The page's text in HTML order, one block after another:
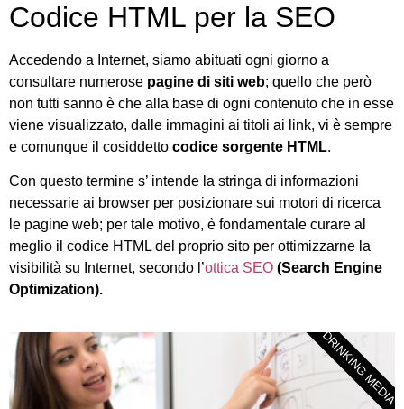
Codice HTML per la SEO
Accedendo a Internet, siamo abituati ogni giorno a
consultare numerose pagine di siti web; quello che però
non tutti sanno è che alla base di ogni contenuto che in esse
viene visualizzato, dalle immagini ai titoli ai link, vi è sempre
e comunque il cosiddetto codice sorgente HTML.
Con questo termine s’ intende la stringa di informazioni
necessarie ai browser per posizionare sui motori di ricerca
le pagine web; per tale motivo, è fondamentale curare al
meglio il codice HTML del proprio sito per ottimizzarne la
visibilità su Internet, secondo l’ottica SEO (Search Engine
Optimization).
DRINKING MEDIA